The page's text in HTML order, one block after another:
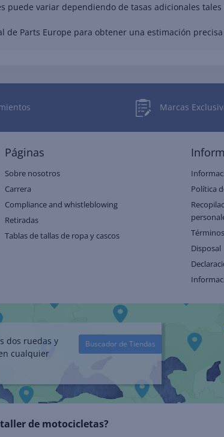
variar dependiendo de tasas adicionales
de Parts Europe para obtener una estimación
Marcas
Páginas
Sobre nosotros
Carrera
Compliance and whistleblowing
Retiradas
Tablas de tallas de ropa y cascos
Política
Disposal
dos ruedas y
cualquier
Buscador de Tiendas
de motocicletas?